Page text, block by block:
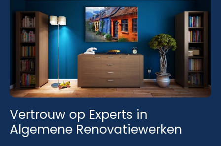
Vertrouw op Experts in
Algemene Renovatiewerken